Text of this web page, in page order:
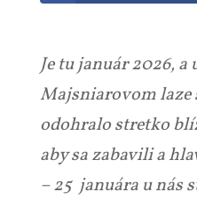
Je tu január 2026, a
Majsniarovom laze
odohralo stretko
aby sa zabavili a
– 25 januára u nás